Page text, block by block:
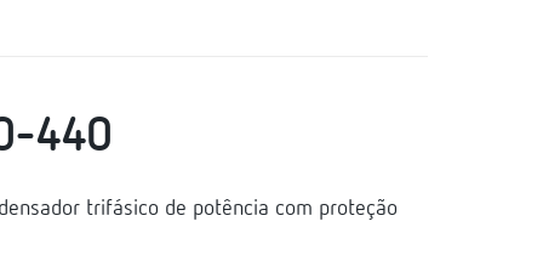
440
trifásico de potência com proteção